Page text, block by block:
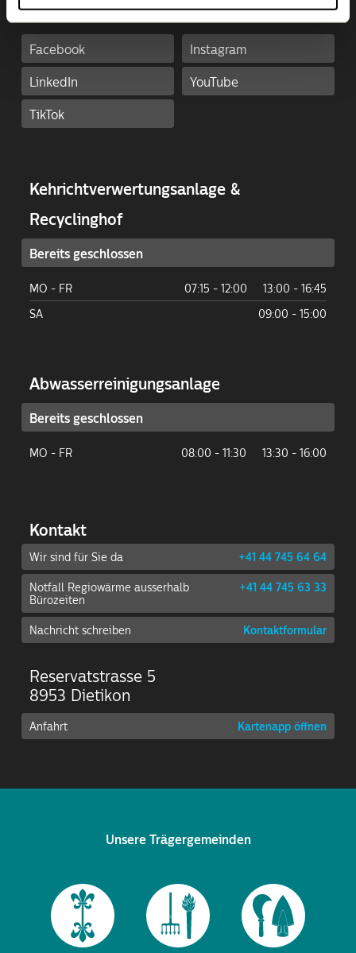
Cookie-Richtlinien
Facebook Instagram
LinkedIn YouTube
TikTok
Kehricht­ver­wertungs­anlage &
Recyclinghof
Bereits geschlossen
MO - FR 07:15 - 12:00
13:00 - 16:45
SA
09:00 - 15:00
Abwasser­reinigungs­anlage
Bereits geschlossen
MO - FR 08:00 - 11:30 13:30 - 16:00
Kontakt
Wir sind für Sie da +41 44 745 64 64
Notfall Regiowärme ausserhalb
Bürozeiten
+41 44 745 63 33
Nachricht schreiben Kontaktformular
Reservatstrasse 5
8953 Dietikon
Anfahrt Kartenapp öffnen
Unsere Trägergemeinden